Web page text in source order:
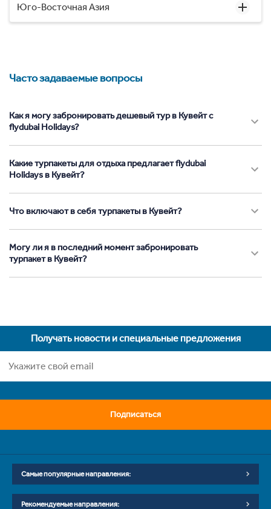
Юго-Восточная Азия
Часто задаваемые вопросы
Как я могу забронировать дешевый тур в Кувейт с
flydubai Holidays?
Какие турпакеты для отдыха предлагает flydubai
Holidays в Кувейт?
Что включают в себя турпакеты в Кувейт?
Могу ли я в последний момент забронировать
турпакет в Кувейт?
Получать новости и специальные предложения
Подписаться
Самые популярные направления:
Рекомендуемые направления: